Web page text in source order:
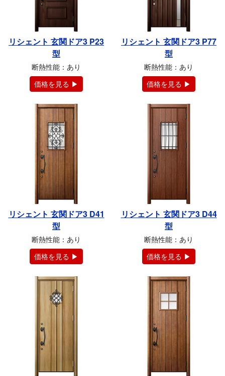
リシェント 玄関ドア3 P23
型
断熱性能：あり
価格を見る ▶
リシェント 玄関ドア3 P77
型
断熱性能：あり
価格を見る ▶
リシェント 玄関ドア3 D41
型
断熱性能：あり
価格を見る ▶
リシェント 玄関ドア3 D44
型
断熱性能：あり
価格を見る ▶